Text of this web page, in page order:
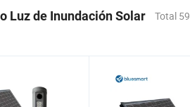
Luz de Inundación Solar
Total